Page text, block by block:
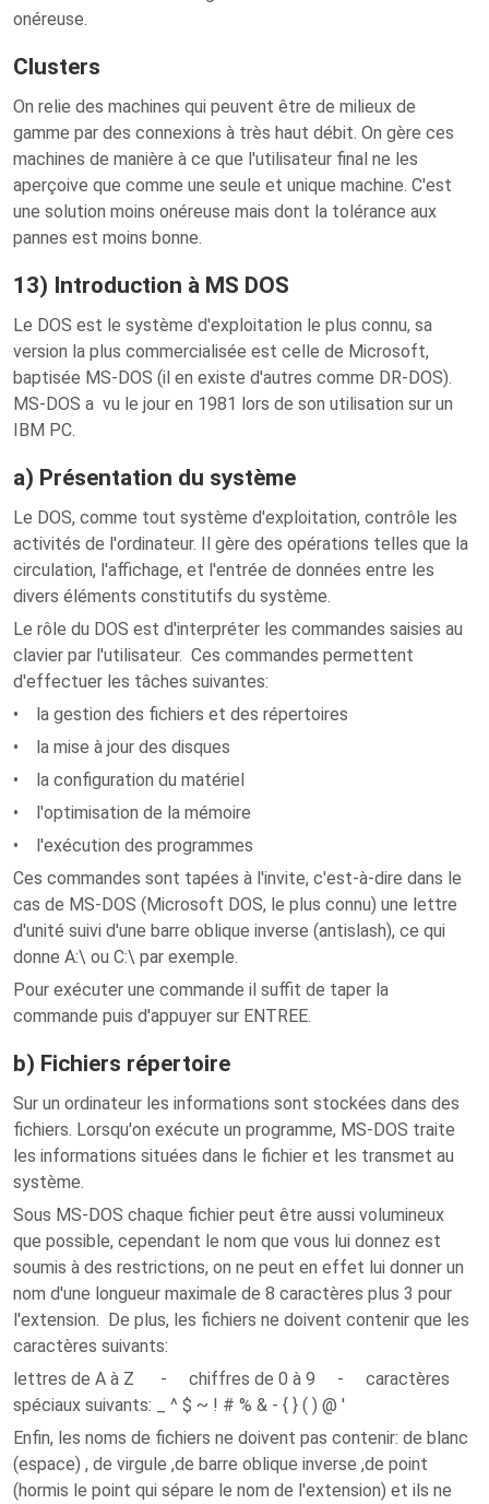
onéreuse.
Clusters
On relie des machines qui peuvent être de milieux de
gamme par des connexions à très haut débit. On gère ces
machines de manière à ce que l'utilisateur final ne les
aperçoive que comme une seule et unique machine. C'est
une solution moins onéreuse mais dont la tolérance aux
pannes est moins bonne.
13) Introduction à MS DOS
Le DOS est le système d'exploitation le plus connu, sa
version la plus commercialisée est celle de Microsoft,
baptisée MS-DOS (il en existe d'autres comme DR-DOS).
MS-DOS a vu le jour en 1981 lors de son utilisation sur un
IBM PC.
a) Présentation du système
Le DOS, comme tout système d'exploitation, contrôle les
activités de l'ordinateur. Il gère des opérations telles que la
circulation, l'affichage, et l'entrée de données entre les
divers éléments constitutifs du système.
Le rôle du DOS est d'interpréter les commandes saisies au
clavier par l'utilisateur. Ces commandes permettent
d'effectuer les tâches suivantes:
• la gestion des fichiers et des répertoires
• la mise à jour des disques
• la configuration du matériel
• l'optimisation de la mémoire
• l'exécution des programmes
Ces commandes sont tapées à l'invite, c'est-à-dire dans le
cas de MS-DOS (Microsoft DOS, le plus connu) une lettre
d'unité suivi d'une barre oblique inverse (antislash), ce qui
donne A:\ ou C:\ par exemple.
Pour exécuter une commande il suffit de taper la
commande puis d'appuyer sur ENTREE.
b) Fichiers répertoire
Sur un ordinateur les informations sont stockées dans des
fichiers. Lorsqu'on exécute un programme, MS-DOS traite
les informations situées dans le fichier et les transmet au
système.
Sous MS-DOS chaque fichier peut être aussi volumineux
que possible, cependant le nom que vous lui donnez est
soumis à des restrictions, on ne peut en effet lui donner un
nom d'une longueur maximale de 8 caractères plus 3 pour
l'extension. De plus, les fichiers ne doivent contenir que les
caractères suivants:
lettres de A à Z - chiffres de 0 à 9 - caractères
spéciaux suivants: _ ^ $ ~ ! # % & - { } ( ) @ '
Enfin, les noms de fichiers ne doivent pas contenir: de blanc
(espace) , de virgule ,de barre oblique inverse ,de point
(hormis le point qui sépare le nom de l'extension) et ils ne